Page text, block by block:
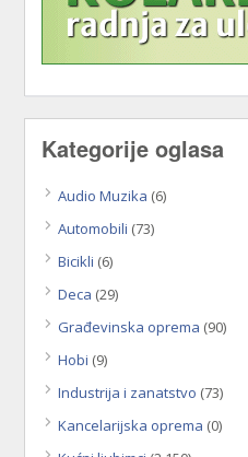
Kategorije oglasa
Audio Muzika (6)
Automobili (73)
Bicikli (6)
Deca (29)
Građevinska oprema (90)
Hobi (9)
Industrija i zanatstvo (73)
Kancelarijska oprema (0)